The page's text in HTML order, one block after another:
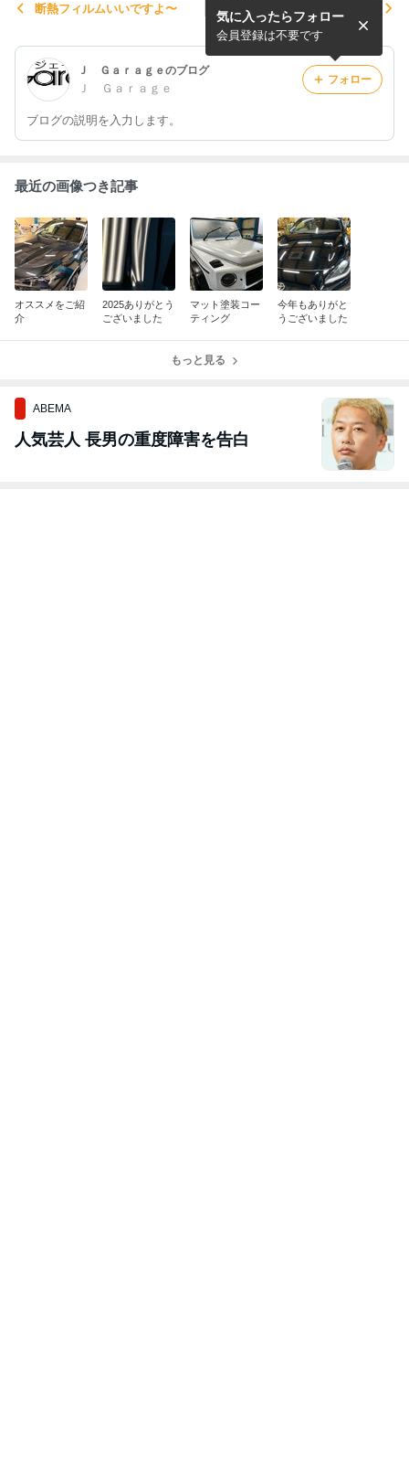
断熱フィルムいいですよ〜
Ｊ Ｇａｒａｇｅのブログ
Ｊ Ｇａｒａｇｅ
ブログの説明を入力します。
気に入ったらフォロー
会員登録は不要です
フォロー
最近の画像つき記事
オススメをご紹
介
2025ありがとう
ございました
マット塗装コー
ティング
今年もありがと
うございました
もっと見る
ABEMA
人気芸人 長男の重度障害を告白